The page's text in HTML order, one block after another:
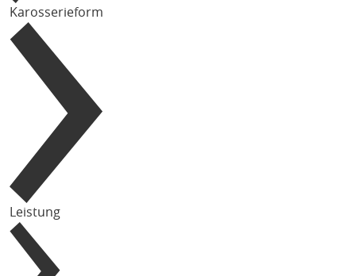
Karosserieform
Leistung